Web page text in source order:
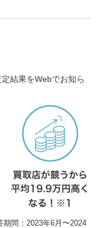
結果をWebでお知ら
間：2023年6月〜2024